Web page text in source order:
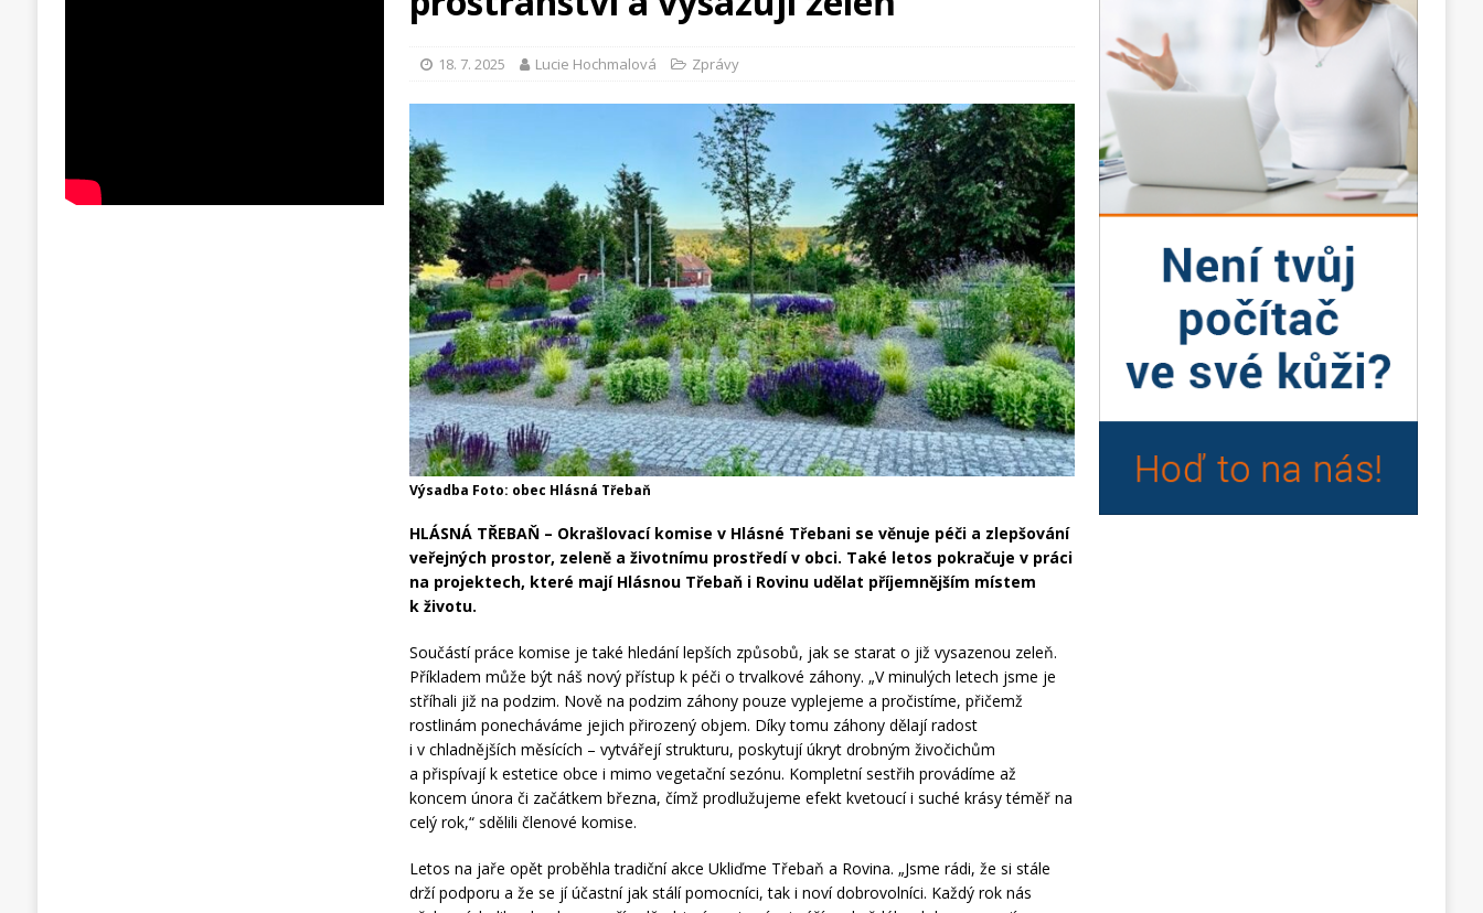
18. 7. 2025 Lucie Hochmalová Zprávy
Výsadba Foto: obec Hlásná Třebaň
HLÁSNÁ TŘEBAŇ – Okrašlovací komise v Hlásné Třebani se věnuje péči a zlepšování
veřejných prostor, zeleně a životnímu prostředí v obci. Také letos pokračuje v práci
na projektech, které mají Hlásnou Třebaň i Rovinu udělat příjemnějším místem
k životu.
Součástí práce komise je také hledání lepších způsobů, jak se starat o již vysazenou zeleň.
Příkladem může být náš nový přístup k péči o trvalkové záhony. „V minulých letech jsme je
stříhali již na podzim. Nově na podzim záhony pouze vyplejeme a pročistíme, přičemž
rostlinám ponecháváme jejich přirozený objem. Díky tomu záhony dělají radost
i v chladnějších měsících – vytvářejí strukturu, poskytují úkryt drobným živočichům
a přispívají k estetice obce i mimo vegetační sezónu. Kompletní sestřih provádíme až
koncem února či začátkem března, čímž prodlužujeme efekt kvetoucí i suché krásy téměř na
celý rok,“ sdělili členové komise.
Letos na jaře opět proběhla tradiční akce Ukliďme Třebaň a Rovina. „Jsme rádi, že si stále
drží podporu a že se jí účastní jak stálí pomocníci, tak i noví dobrovolníci. Každý rok nás